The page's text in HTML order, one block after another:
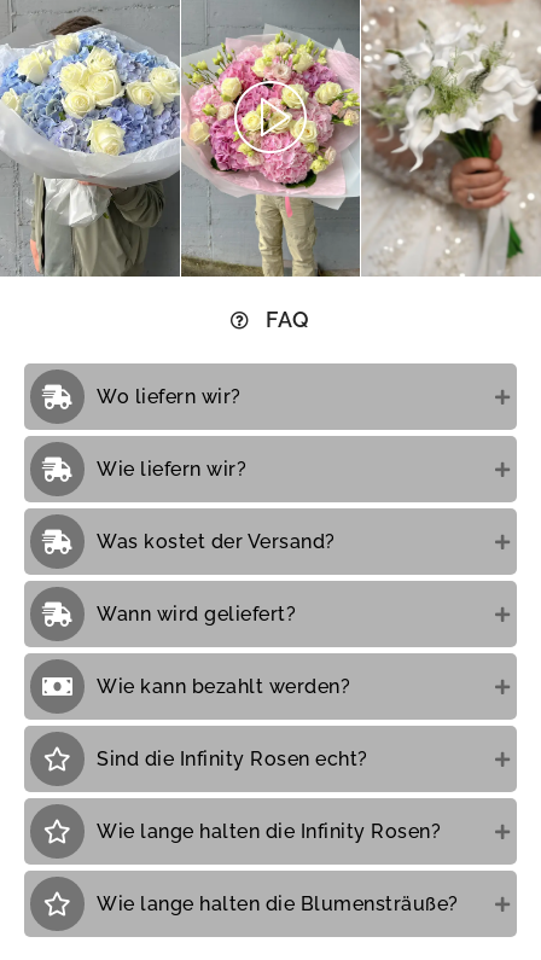
FAQ
Wo liefern wir?
Wie liefern wir?
Was kostet der Versand?
Wann wird geliefert?
Wie kann bezahlt werden?
Sind die Infinity Rosen echt?
Wie lange halten die Infinity Rosen?
Wie lange halten die Blumensträuße?